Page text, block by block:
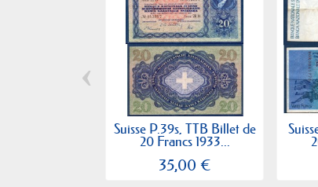
Suisse P.39s, TTB Billet de
20 Francs 1933...
35,00 €
‹